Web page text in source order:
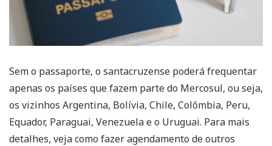
Sem o passaporte, o santacruzense poderá frequentar
apenas os países que fazem parte do Mercosul, ou seja,
os vizinhos Argentina, Bolívia, Chile, Colômbia, Peru,
Equador, Paraguai, Venezuela e o Uruguai. Para mais
detalhes, veja como fazer agendamento de outros